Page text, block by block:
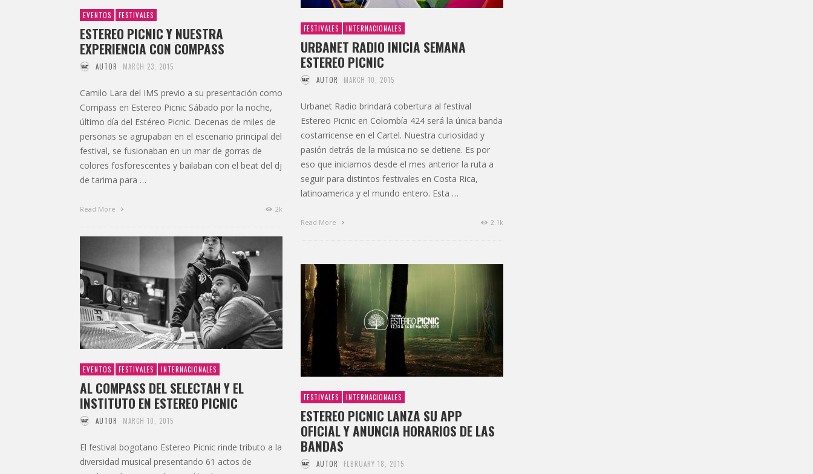
EVENTOS FESTIVALES
ESTEREO PICNIC Y NUESTRA
EXPERIENCIA CON COMPASS
AUTOR MARCH 23, 2015
Camilo Lara del IMS previo a su presentación como
Compass en Estereo Picnic Sábado por la noche,
último día del Estéreo Picnic. Decenas de miles de
personas se agrupaban en el escenario principal del
festival, se fusionaban en un mar de gorras de
colores fosforescentes y bailaban con el beat del dj
de tarima para …
Read More 2k
FESTIVALES INTERNACIONALES
URBANET RADIO INICIA SEMANA
ESTEREO PICNIC
AUTOR MARCH 10, 2015
Urbanet Radio brindará cobertura al festival
Estereo Picnic en Colombía 424 será la única banda
costarricense en el Cartel. Nuestra curiosidad y
pasión detrás de la música no se detiene. Es por
eso que iniciamos desde el mes anterior la ruta a
seguir para distintos festivales en Costa Rica,
latinoamerica y el mundo entero. Esta …
Read More 2.1k
EVENTOS FESTIVALES INTERNACIONALES
AL COMPASS DEL SELECTAH Y EL
INSTITUTO EN ESTEREO PICNIC
AUTOR MARCH 10, 2015
El festival bogotano Estereo Picnic rinde tributo a la
diversidad musical presentando 61 actos de
FESTIVALES INTERNACIONALES
ESTEREO PICNIC LANZA SU APP
OFICIAL Y ANUNCIA HORARIOS DE LAS
BANDAS
AUTOR FEBRUARY 18, 2015